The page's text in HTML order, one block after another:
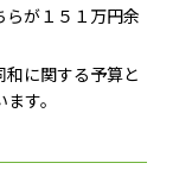
らが１５１万円余
に関する予算と
す。